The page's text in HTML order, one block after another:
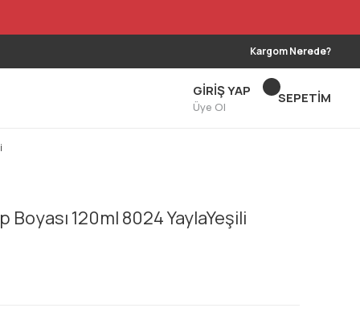
Kargom Nerede?
GİRİŞ YAP
Üye Ol
SEPETİM
120ml 8024 YaylaYeşili